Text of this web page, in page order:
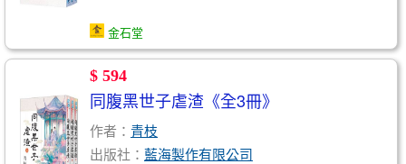
金石堂
$ 594
同腹黑世子虐渣《全3冊》
作者： 青枝
出版社： 藍海製作有限公司